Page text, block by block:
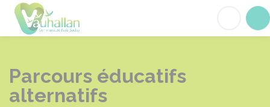
Parcours éducatifs
alternatifs